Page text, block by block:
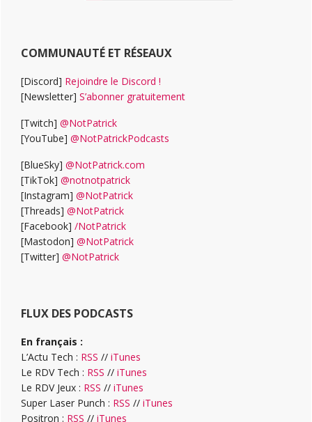
COMMUNAUTÉ ET RÉSEAUX
[Discord] Rejoindre le Discord !
[Newsletter] S’abonner gratuitement
[Twitch] @NotPatrick
[YouTube] @NotPatrickPodcasts
[BlueSky] @NotPatrick.com
[TikTok] @notnotpatrick
[Instagram] @NotPatrick
[Threads] @NotPatrick
[Facebook] /NotPatrick
[Mastodon] @NotPatrick
[Twitter] @NotPatrick
FLUX DES PODCASTS
En français :
L’Actu Tech : RSS // iTunes
Le RDV Tech : RSS // iTunes
Le RDV Jeux : RSS // iTunes
Super Laser Punch : RSS // iTunes
Positron : RSS // iTunes